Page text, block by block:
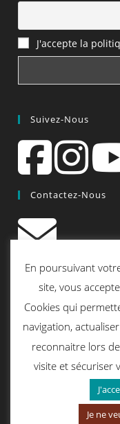
J'accepte la
Suivez-Nous
Contactez-Nous
Les Fiches
Le Blog
Conditions générales
Mentions légales
Politique de
politique de cookies
En poursuivant
site, vous
Cookies qui
navigation,
reconnaitre lors
visite et sécuriser
Je ne